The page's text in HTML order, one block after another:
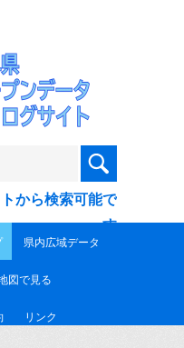
から検索可能で
す
県内広域データ
図で見る
リンク